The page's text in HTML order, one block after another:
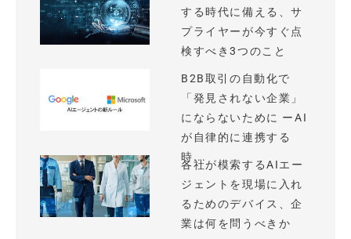
する時代に備える、サ
プライヤーが今すぐ点
検すべき3つのこと
B2B取引の自動化で
「発見されない企業」
にならないために ーAI
が自律的に連携する
時...
各社が模索するAIエー
ジェントを現場に入れ
るためのデバイス、企
業は何を問うべきか